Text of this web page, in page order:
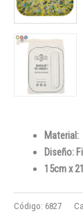
Material:
Diseño:
15cm x
Código: 6827